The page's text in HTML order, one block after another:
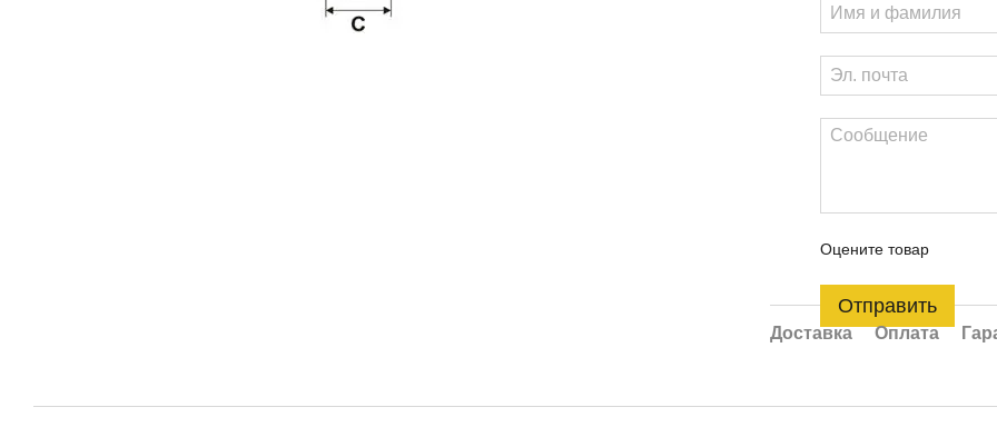
Оцените товар
Отправить
Доставка Оплата